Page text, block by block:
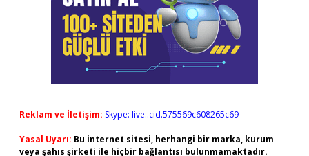
Reklam ve İletişim: Skype: live:.cid.575569c608265c69
Yasal Uyarı: Bu internet sitesi, herhangi bir marka, kurum
veya şahıs şirketi ile hiçbir bağlantısı bulunmamaktadır.